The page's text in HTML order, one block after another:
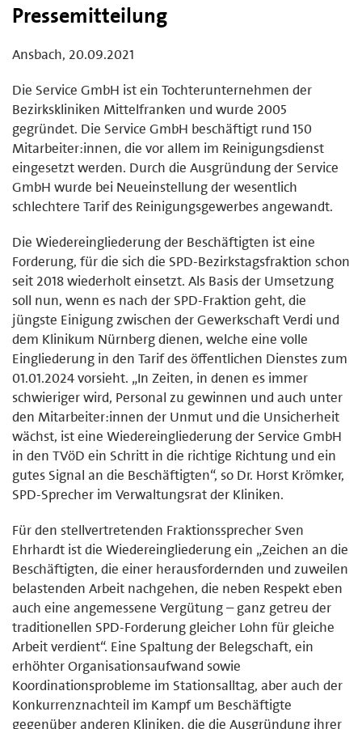
Pressemitteilung
Ansbach, 20.09.2021
Die Service GmbH ist ein Tochterunternehmen der
Bezirkskliniken Mittelfranken und wurde 2005
gegründet. Die Service GmbH beschäftigt rund 150
Mitarbeiter:innen, die vor allem im Reinigungsdienst
eingesetzt werden. Durch die Ausgründung der Service
GmbH wurde bei Neueinstellung der wesentlich
schlechtere Tarif des Reinigungsgewerbes angewandt.
Die Wiedereingliederung der Beschäftigten ist eine
Forderung, für die sich die SPD-Bezirkstagsfraktion schon
seit 2018 wiederholt einsetzt. Als Basis der Umsetzung
soll nun, wenn es nach der SPD-Fraktion geht, die
jüngste Einigung zwischen der Gewerkschaft Verdi und
dem Klinikum Nürnberg dienen, welche eine volle
Eingliederung in den Tarif des öffentlichen Dienstes zum
01.01.2024 vorsieht. „In Zeiten, in denen es immer
schwieriger wird, Personal zu gewinnen und auch unter
den Mitarbeiter:innen der Unmut und die Unsicherheit
wächst, ist eine Wiedereingliederung der Service GmbH
in den TVöD ein Schritt in die richtige Richtung und ein
gutes Signal an die Beschäftigten“, so Dr. Horst Krömker,
SPD-Sprecher im Verwaltungsrat der Kliniken.
Für den stellvertretenden Fraktionssprecher Sven
Ehrhardt ist die Wiedereingliederung ein „Zeichen an die
Beschäftigten, die einer herausfordernden und zuweilen
belastenden Arbeit nachgehen, die neben Respekt eben
auch eine angemessene Vergütung – ganz getreu der
traditionellen SPD-Forderung gleicher Lohn für gleiche
Arbeit verdient“. Eine Spaltung der Belegschaft, ein
erhöhter Organisationsaufwand sowie
Koordinationsprobleme im Stationsalltag, aber auch der
Konkurrenznachteil im Kampf um Beschäftigte
gegenüber anderen Kliniken, die die Ausgründung ihrer